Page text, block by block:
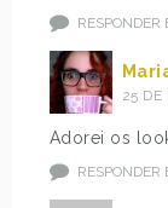
RESPONDER
25 DE
Adorei os
RESPONDER